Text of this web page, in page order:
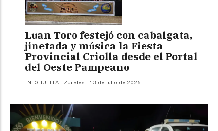
Luan Toro festejó con cabalgata,
jinetada y música la Fiesta
Provincial Criolla desde el Portal
del Oeste Pampeano
INFOHUELLA Zonales 13 de julio de 2026